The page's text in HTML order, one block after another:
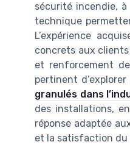
sécurité incendie,
technique
L’expérience
concrets aux
et renforcement
pertinent
granulés dans
des installations,
réponse adaptée
et la satisfaction du